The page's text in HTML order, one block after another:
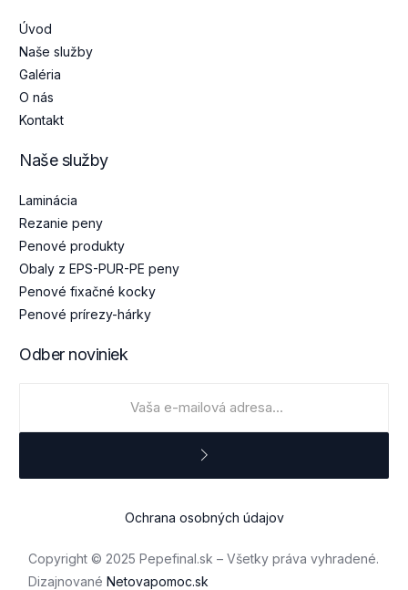
Úvod
Naše služby
Galéria
O nás
Kontakt
Naše služby
Laminácia
Rezanie peny
Penové produkty
Obaly z EPS-PUR-PE peny
Penové fixačné kocky
Penové prírezy-hárky
Odber noviniek
Copyright © 2025 Pepefinal.sk – Všetky práva vyhradené.
DizajnovanéNetovapomoc.sk
Ochrana osobných údajov